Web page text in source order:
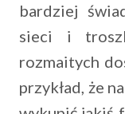
bardziej
sieci i
rozmaitych
przykład, że